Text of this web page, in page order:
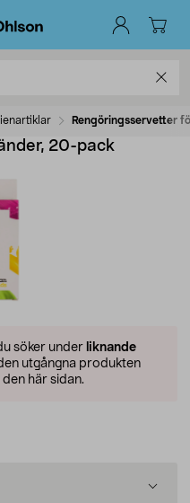
Rengöringsservetter
20-pack
söker under liknande
utgångna produkten
här sidan.